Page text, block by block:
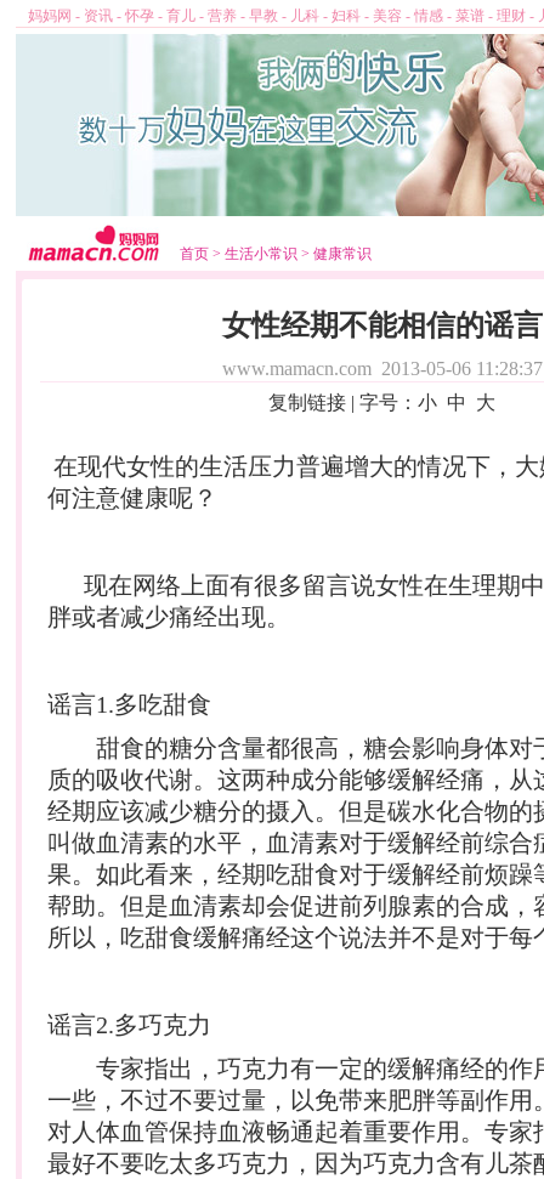
妈妈网 - 资讯 - 怀孕 - 育儿 - 营养 - 早教 - 儿科 - 妇科 - 美容 - 情感 - 菜谱 - 理财 -
首页 > 生活小常识 > 健康常识
女性经期不能相信的谣言
www.mamacn.com 2013-05-06 11:28:37
复制链接 | 字号： 小 中 大
在现代女性的生活压力普遍增大的情况下，
何注意健康呢？
现在网络上面有很多留言说女性在生理期
胖或者减少痛经出现。
谣言1.多吃甜食
甜食的糖分含量都很高，糖会影响身体对
质的吸收代谢。这两种成分能够缓解经痛，从
经期应该减少糖分的摄入。但是碳水化合物的
叫做血清素的水平，血清素对于缓解经前综合
果。如此看来，经期吃甜食对于缓解经前烦躁
帮助。但是血清素却会促进前列腺素的合成，
所以，吃甜食缓解痛经这个说法并不是对于
谣言2.多巧克力
专家指出，巧克力有一定的缓解痛经的作
一些，不过不要过量，以免带来肥胖等副作用
对人体血管保持血液畅通起着重要作用。专家
最好不要吃太多巧克力，因为巧克力含有儿茶